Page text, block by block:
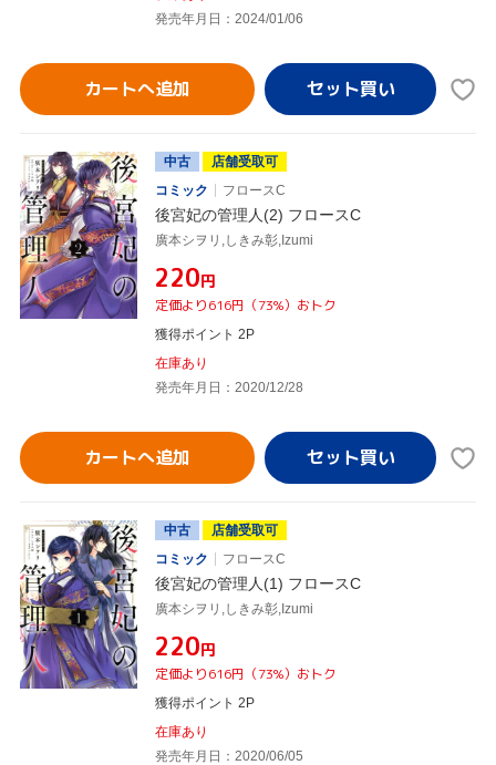
発売年月日：2024/01/06
カートへ追加
中古
店舗受取可
コミック
フロースC
後宮妃の管理人(2) フロースC
廣本シヲリ,しきみ彰,Izumi
¥220円
定価より616円（73%）おトク
獲得ポイント 2P
在庫あり
発売年月日：2020/12/28
カートへ追加
中古
店舗受取可
コミック
フロースC
後宮妃の管理人(1) フロースC
廣本シヲリ,しきみ彰,Izumi
¥220円
定価より616円（73%）おトク
獲得ポイント 2P
在庫あり
発売年月日：2020/06/05